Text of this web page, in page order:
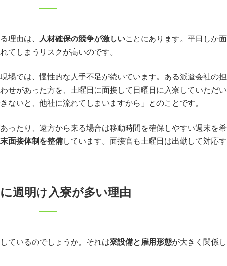
理由は、 人材確保の競争が激しいことにあります。平日しか面
てしまうリスクが高いのです。
場では、慢性的な人手不足が続いています。ある派遣会社の担
せがあった方を、土曜日に面接して日曜日に入寮していただい
ないと、他社に流れてしまいますから」とのことです。
ったり、遠方から来る場合は移動時間を確保しやすい週末を希
面接体制を整備しています。面接官も土曜日は出勤して対応す
週明け入寮が多い理由
ているのでしょうか。それは寮設備と雇用形態が大きく関係し